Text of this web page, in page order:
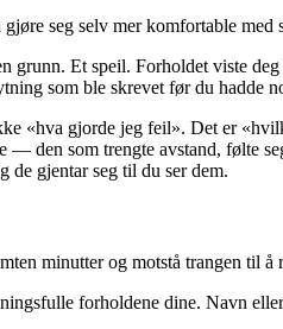
seg selv mer komfortable
grunn. Et speil. Forholdet viste
som ble skrevet før du hadde
«hva gjorde jeg feil». Det er
— den som trengte avstand, følte
gjentar seg til du ser dem.
minutter og motstå trangen til
forholdene dine. Navn